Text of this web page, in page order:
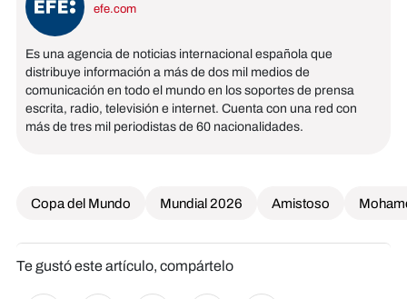
efe.com
Es una agencia de noticias internacional española que
distribuye información a más de dos mil medios de
comunicación en todo el mundo en los soportes de prensa
escrita, radio, televisión e internet. Cuenta con una red con
más de tres mil periodistas de 60 nacionalidades.
Copa del Mundo Mundial 2026 Amistoso
Te gustó este artículo, compártelo